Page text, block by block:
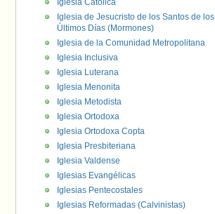
Iglesia Católica
Iglesia de Jesucristo de los Santos de los
Últimos Días (Mormones)
Iglesia de la Comunidad Metropolitana
Iglesia Inclusiva
Iglesia Luterana
Iglesia Menonita
Iglesia Metodista
Iglesia Ortodoxa
Iglesia Ortodoxa Copta
Iglesia Presbiteriana
Iglesia Valdense
Iglesias Evangélicas
Iglesias Pentecostales
Iglesias Reformadas (Calvinistas)